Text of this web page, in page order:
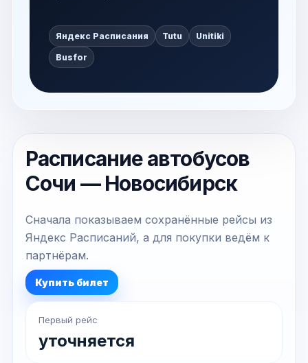
Яндекс Расписания Tutu Unitiki
Busfor
Расписание автобусов
Сочи — Новосибирск
Сначала показываем сохранённые рейсы из
Яндекс Расписаний, а для покупки ведём к
партнёрам.
Купить билет
Первый рейс
уточняется